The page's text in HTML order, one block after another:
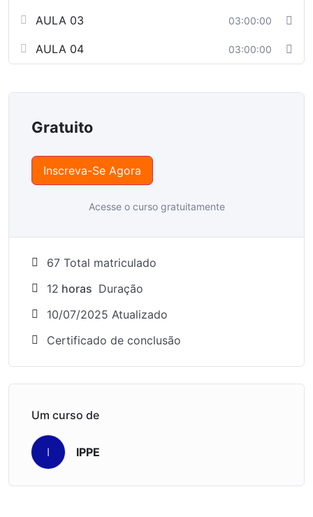
AULA 03 03:00:00
AULA 04 03:00:00
Gratuito
Inscreva-Se Agora
Acesse o curso gratuitamente
67 Total matriculado
12 horas Duração
10/07/2025 Atualizado
Certificado de conclusão
Um curso de
I IPPE